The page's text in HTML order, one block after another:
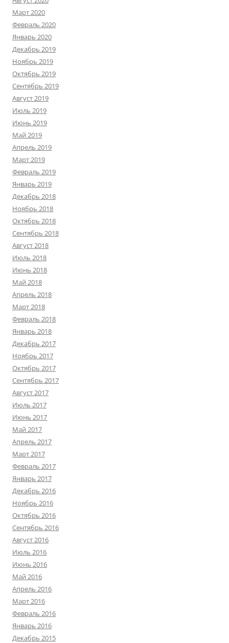
Март 2020
Февраль 2020
Январь 2020
Декабрь 2019
Ноябрь 2019
Октябрь 2019
Сентябрь 2019
Август 2019
Июль 2019
Июнь 2019
Май 2019
Апрель 2019
Март 2019
Февраль 2019
Январь 2019
Декабрь 2018
Ноябрь 2018
Октябрь 2018
Сентябрь 2018
Август 2018
Июль 2018
Июнь 2018
Май 2018
Апрель 2018
Март 2018
Февраль 2018
Январь 2018
Декабрь 2017
Ноябрь 2017
Октябрь 2017
Сентябрь 2017
Август 2017
Июль 2017
Июнь 2017
Май 2017
Апрель 2017
Март 2017
Февраль 2017
Январь 2017
Декабрь 2016
Ноябрь 2016
Октябрь 2016
Сентябрь 2016
Август 2016
Июль 2016
Июнь 2016
Май 2016
Апрель 2016
Март 2016
Февраль 2016
Январь 2016
Декабрь 2015